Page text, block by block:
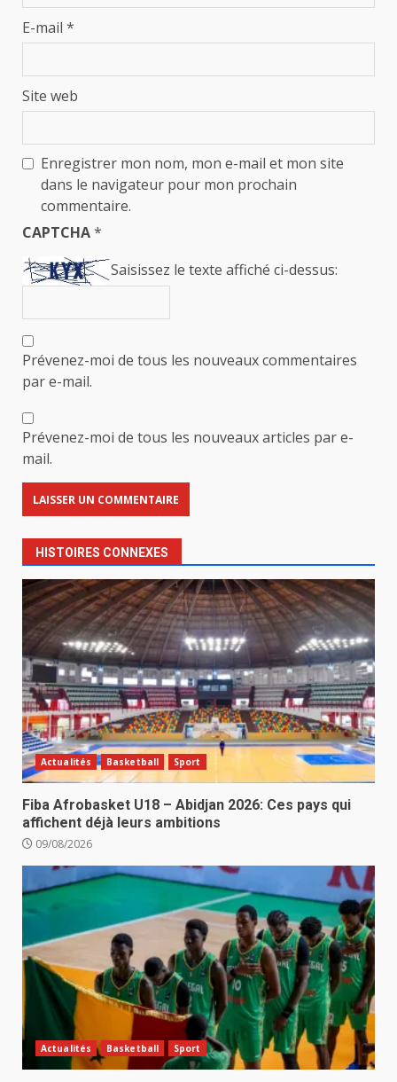
E-mail *
Site web
Enregistrer mon nom, mon e-mail et mon site
dans le navigateur pour mon prochain
commentaire.
CAPTCHA*
Saisissez le texte affiché ci-dessus:
Prévenez-moi de tous les nouveaux commentaires
par e-mail.
Prévenez-moi de tous les nouveaux articles par e-
mail.
HISTOIRES CONNEXES
Actualités Basketball Sport
Fiba Afrobasket U18 – Abidjan 2026: Ces pays qui
affichent déjà leurs ambitions
09/08/2026
Actualités Basketball Sport